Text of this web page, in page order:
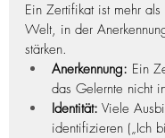
Ein Zertifikat ist mehr
Welt, in der
stärken.
Anerkennung: Ein
das Gelernte nicht
Identität: Viele
identifizieren („Ich